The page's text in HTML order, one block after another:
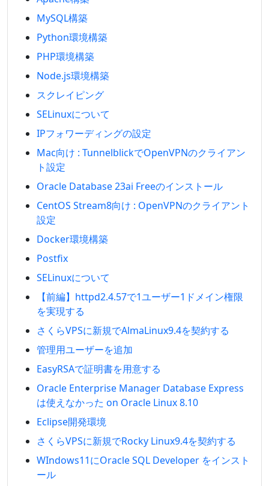
MySQL構築
Python環境構築
PHP環境構築
Node.js環境構築
スクレイピング
SELinuxについて
IPフォワーディングの設定
Mac向け : TunnelblickでOpenVPNのクライアン
ト設定
Oracle Database 23ai Freeのインストール
CentOS Stream8向け : OpenVPNのクライアント
設定
Docker環境構築
Postfix
SELinuxについて
【前編】httpd2.4.57で1ユーザー1ドメイン権限
を実現する
さくらVPSに新規でAlmaLinux9.4を契約する
管理用ユーザーを追加
EasyRSAで証明書を用意する
Oracle Enterprise Manager Database Express
は使えなかった on Oracle Linux 8.10
Eclipse開発環境
さくらVPSに新規でRocky Linux9.4を契約する
WIndows11にOracle SQL Developer をインスト
ール